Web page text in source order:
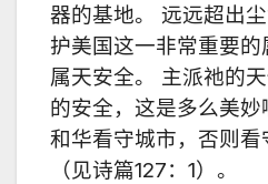
器的基地。 远远超出
护美国这一非常重要
属天安全。 主派祂的
的安全，这是多么美
和华看守城市，否则
（见诗篇127：1）。